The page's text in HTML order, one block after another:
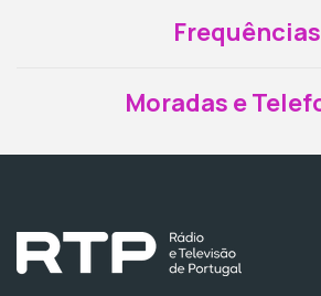
Frequências
Moradas e